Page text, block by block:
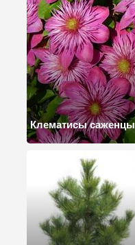
Клематисы саженцы